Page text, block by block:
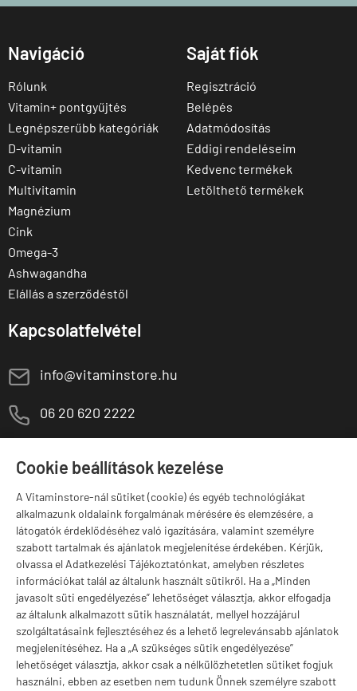
Cookie beállítások kezelése
A Vitaminstore-nál sütiket (cookie) és egyéb technológiákat
alkalmazunk oldalaink forgalmának mérésére és elemzésére, a
látogatók érdeklődéséhez való igazítására, valamint személyre
szabott tartalmak és ajánlatok megjelenítése érdekében. Kérjük,
olvassa el Adatkezelési Tájékoztatónkat, amelyben részletes
információkat talál az általunk használt sütikről. Ha a „Minden
javasolt süti engedélyezése” lehetőséget választja, akkor elfogadja
az általunk alkalmazott sütik használatát, mellyel hozzájárul
szolgáltatásaink fejlesztéséhez és a lehető legrelevánsabb ajánlatok
megjelenítéséhez. Ha a „A szükséges sütik engedélyezése”
lehetőséget választja, akkor csak a nélkülözhetetlen sütiket fogjuk
használni, ebben az esetben nem tudunk Önnek személyre szabott
Navigáció
Rólunk
Vitamin+ pontgyűjtés
Legnépszerűbb kategóriák
D-vitamin
C-vitamin
Multivitamin
Magnézium
Cink
Omega-3
Ashwagandha
Elállás a szerződéstől
Saját fiók
Regisztráció
Belépés
Adatmódosítás
Eddigi rendeléseim
Kedvenc termékek
Letölthető termékek
Kapcsolatfelvétel
E info@vitaminstore.hu
M 06 20 620 2222
Szugló u. 83-85.
Márkák
Valuta választás